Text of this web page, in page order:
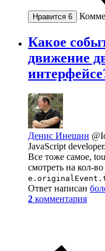
Нравится 6
Какое
движение
Денис Инешин
JavaScript
Все тоже самое,
смотреть на кол-
Ответ написан
2 комментария